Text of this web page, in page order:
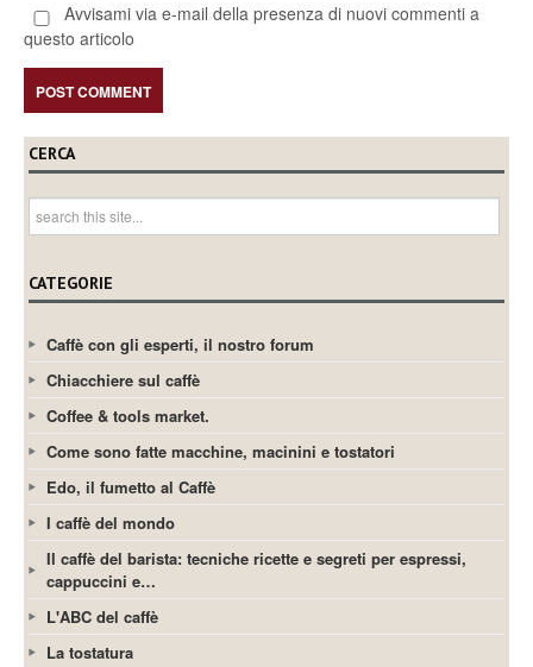
Avvisami via e-mail della presenza di nuovi commenti a
questo articolo
CERCA
CATEGORIE
Caffè con gli esperti, il nostro forum
Chiacchiere sul caffè
Coffee & tools market.
Come sono fatte macchine, macinini e tostatori
Edo, il fumetto al Caffè
I caffè del mondo
Il caffè del barista: tecniche ricette e segreti per espressi,
cappuccini e…
L'ABC del caffè
La tostatura